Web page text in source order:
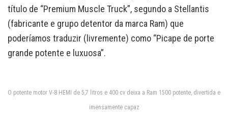
título de “Premium Muscle Truck”, segundo a Stellantis
(fabricante e grupo detentor da marca Ram) que
poderíamos traduzir (livremente) como “Picape de porte
grande potente e luxuosa”.
O potente motor V-8 HEMI de 5,7 litros e 400 cv deixa a Ram 1500 potente, divertida e
imensamente capaz